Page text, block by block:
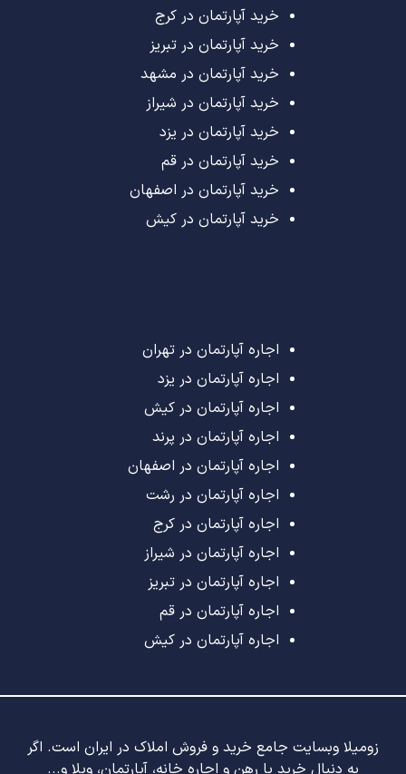
خرید آپارتمان در کرج
خرید آپارتمان در تبریز
خرید آپارتمان در مشهد
خرید آپارتمان در شیراز
خرید آپارتمان در یزد
خرید آپارتمان در قم
خرید آپارتمان در اصفهان
خرید آپارتمان در کیش
اجاره آپارتمان در تهران
اجاره آپارتمان در یزد
اجاره آپارتمان در کیش
اجاره آپارتمان در پرند
اجاره آپارتمان در اصفهان
اجاره آپارتمان در رشت
اجاره آپارتمان در کرج
اجاره آپارتمان در شیراز
اجاره آپارتمان در تبریز
اجاره آپارتمان در قم
اجاره آپارتمان در کیش
زومیلا وبسایت جامع خرید و فروش املاک در ایران است. اگر
به دنبال خرید یا رهن و اجاره خانه، آپارتمان، ویلا و...